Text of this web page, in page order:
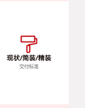
现状/简装/精装
交付标准